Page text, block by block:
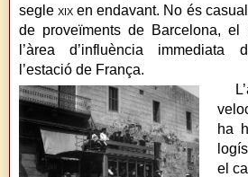
seglexix en endavant. No és
de proveïments de Barcelona, el
l’àrea d’influència immediata
l’estació de França.
ha
el